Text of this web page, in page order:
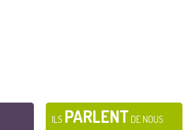
ILS PARLENT DE NOUS